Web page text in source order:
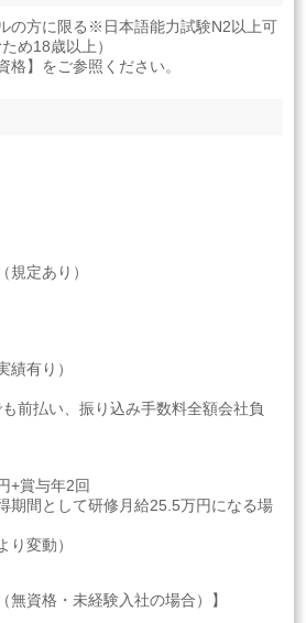
の方に限る※日本語能力試験N2以上可
め18歳以上）
格】をご参照ください。
規定あり）
績有り）
前払い、振り込み手数料全額会社負
+賞与年2回
期間として研修月給25.5万円になる場
り変動）
無資格・未経験入社の場合）】